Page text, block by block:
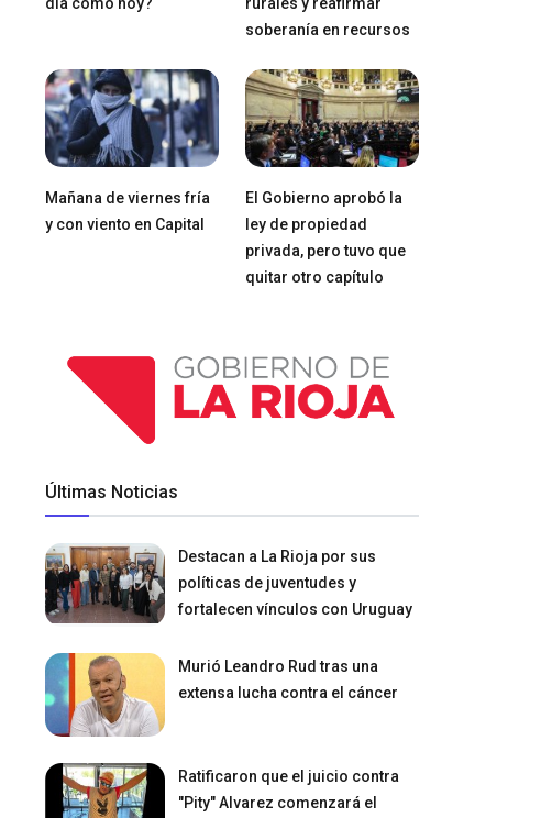
día como hoy?
rurales y reafirmar
soberanía en recursos
Mañana de viernes fría
y con viento en Capital
El Gobierno aprobó la
ley de propiedad
privada, pero tuvo que
quitar otro capítulo
Últimas Noticias
Destacan a La Rioja por sus
políticas de juventudes y
fortalecen vínculos con Uruguay
Murió Leandro Rud tras una
extensa lucha contra el cáncer
Ratificaron que el juicio contra
"Pity" Alvarez comenzará el